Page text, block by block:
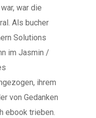
war die
Als bucher
Solutions
im Jasmin /
ihrem
von Gedanken
ebook trieben.